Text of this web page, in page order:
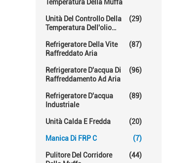
Temperatura Della Muffa
Unità Del Controllo Della
Temperatura Dell'olio
(29)
Refrigeratore Della Vite
Raffreddato Aria
(87)
Refrigeratore D'acqua Di
Raffreddamento Ad Aria
(96)
Refrigeratore D'acqua
Industriale
(89)
Unità Calda E Fredda (20)
Manica Di FRP C (7)
Pulitore Del Corridore
(44)